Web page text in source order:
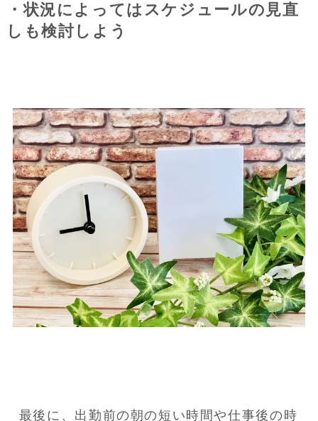
・状況によってはスケジュールの見直
しも検討しよう
最後に、出勤前の朝の短い時間や仕事後の時